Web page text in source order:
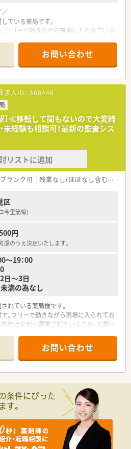
／
ている薬局です。
フリーで動きながら現場に入られていま
。
め、独立志向の方も歓迎です。不動産業
トータルでサポートができます。
和気あいあいとした環境です。
の勉強会や会社負担でのeラーニングな
す。
／
談が可能ですので、お気軽にご相談くだ
いただける方は加給いたします。
代は1分単位で支給。労務管理もしっか
すが、車の運転ができない方でも他の職
Ｋ！
システムを導入しており、安心して効率
設定しているので、一つ一つの業務に丁
ます。
ど車の運転が難しい方
ットホームな環境を求めている方。
ださい！
お問い合わせ
求人ID： 368446
】≪移転して間もないので大変綺
経験も相談可！最新の監査シス
リストに追加
ブランク可 残業なし(ほぼなし含む)
区
今里筋線)
円
慮のうえ決定いたします。
～19：00
日～3日
満の為なし
れている薬局様です。
、フリーで動きながら現場に入られてお
傾けながら運営されているため、現場へ
れて開設した経緯もあり、ドクターとの
積極的にされており、携わっていきた
もおすすめです。
め地域に根差して、腰を据えて働くこと
歩10分程度ですが、自転車の貸与も可能
お問い合わせ
条件にぴった
す。